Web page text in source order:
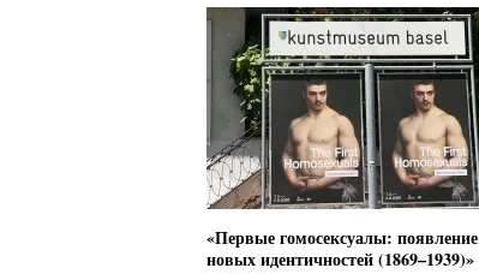
«Первые гомосексуалы: появление
новых идентичностей (1869–1939)»